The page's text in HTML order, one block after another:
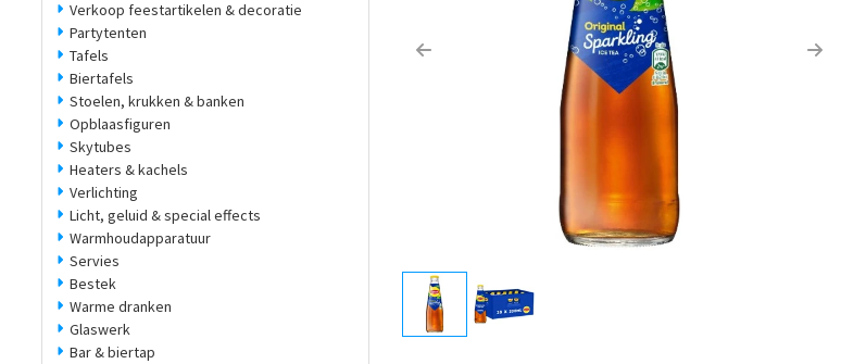
Verkoop feestartikelen & decoratie
Partytenten
Tafels
Biertafels
Stoelen, krukken & banken
Opblaasfiguren
Skytubes
Heaters & kachels
Verlichting
Licht, geluid & special effects
Warmhoudapparatuur
Servies
Bestek
Warme dranken
Glaswerk
Bar & biertap
Previous Next